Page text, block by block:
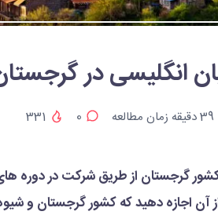
انگلیسی در
39دقیقه زمان مطالعه 0
گرجستان از طریق شرکت در دوره
آن اجازه دهید که کشور گرجستان و